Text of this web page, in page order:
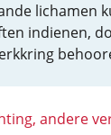
lichamen
indienen,
andere